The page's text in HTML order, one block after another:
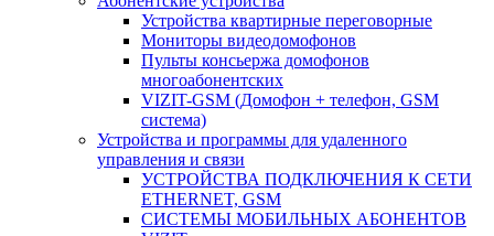
Устройства квартирные переговорные
Мониторы видеодомофонов
Пульты консьержа домофонов
многоабонентских
VIZIT-GSM (Домофон + телефон, GSM
система)
Устройства и программы для удаленного
управления и связи
УСТРОЙСТВА ПОДКЛЮЧЕНИЯ К СЕТИ
ETHERNET, GSM
CИСТЕМЫ МОБИЛЬНЫХ АБОНЕНТОВ